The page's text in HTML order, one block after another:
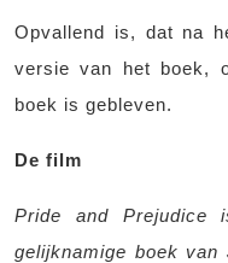
Opvallend is, dat na
versie van het boek,
boek is gebleven.
De film
Pride and
gelijknamige boek